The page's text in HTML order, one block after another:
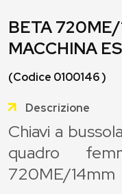
BETA
MACCHINA
(Codice 0100146 )
Descrizione
Chiavi a
quadro
720ME/14mm